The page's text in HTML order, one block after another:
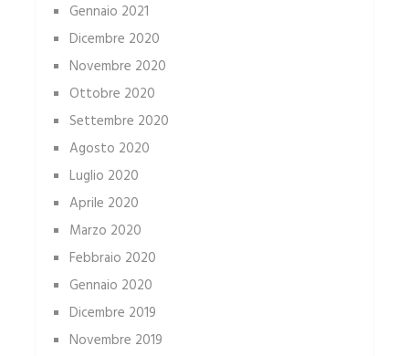
Gennaio 2021
Dicembre 2020
Novembre 2020
Ottobre 2020
Settembre 2020
Agosto 2020
Luglio 2020
Aprile 2020
Marzo 2020
Febbraio 2020
Gennaio 2020
Dicembre 2019
Novembre 2019